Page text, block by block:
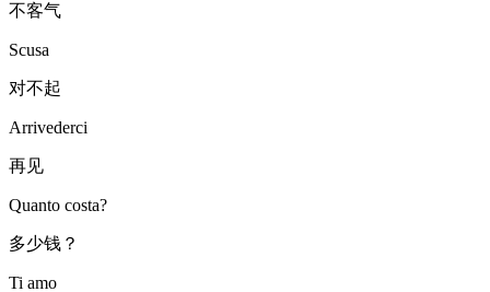
不客气
Scusa
对不起
Arrivederci
再见
Quanto costa?
多少钱？
Ti amo